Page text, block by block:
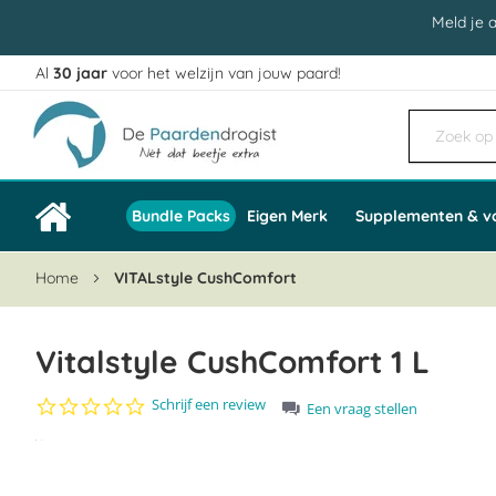
Meld je
Ga
naar
de
inhoud
Al 30 jaar voor het welzijn van jouw paard!
Bundle Packs Eigen Merk Supplementen &
Home VITALstyle CushComfort
Vitalstyle CushComfort 1 L
0.0
Schrijf een review
Een vraag stellen